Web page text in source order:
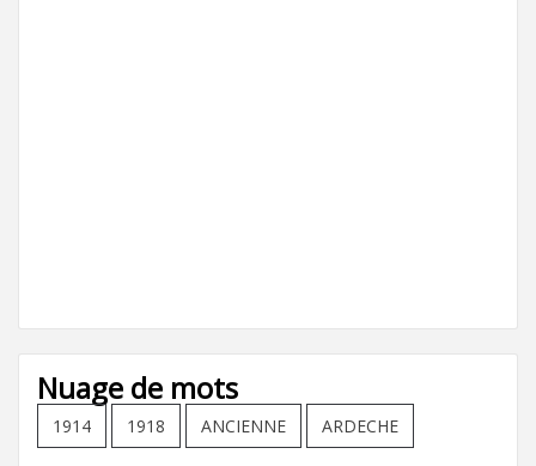
Nuage de mots
1914 1918 ANCIENNE ARDECHE